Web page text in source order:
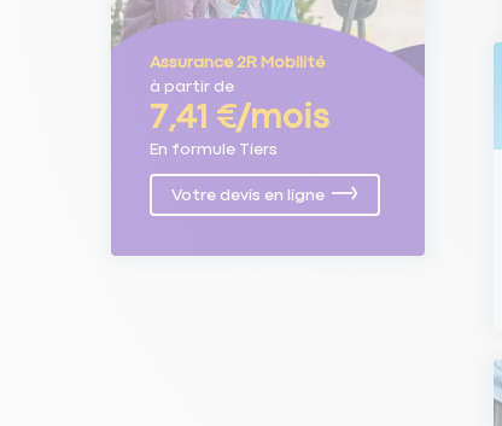
Assurance 2R Mobilité
à partir de
7,41 €/mois
En formule Tiers
Votre devis en ligne